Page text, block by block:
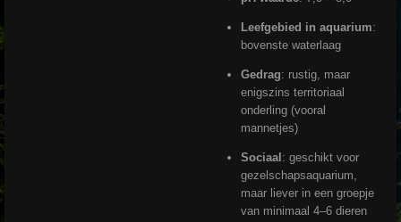
Leefgebied in aquarium:
bovenste waterlaag
Gedrag: rustig, maar
enigszins territoriaal
onderling (vooral
mannetjes)
Sociaal : geschikt voor
gezelschapsaquarium,
maar liever in een groepje
van minimaal 4–6 dieren